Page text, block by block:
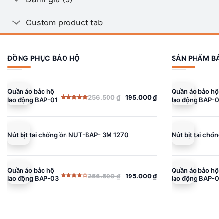
Custom product tab
ĐỒNG PHỤC BẢO HỘ
Quần áo bảo hộ
lao động BAP-01
5 sao
256.500₫
Giá
là:
195.000₫
Giá
tại
195.000 ₫.
Nút bịt tai chống ồn NUT-BAP- 3M 1270
Quần áo bảo hộ
lao động BAP-03
hạng
256.500₫
Giá
là:
195.000₫
Giá
tại
SẢN PHẨM
Quần áo bảo hộ
lao động BAP-
Giá
là:
Giá
tại
195.000 ₫.
Nút bịt tai
Quần áo bảo hộ
lao động BAP-
Giá
là:
Giá
tại